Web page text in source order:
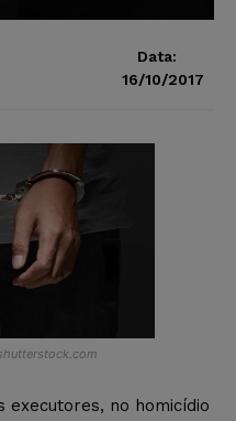
Data:
16/10/2017
executores, no homicídio